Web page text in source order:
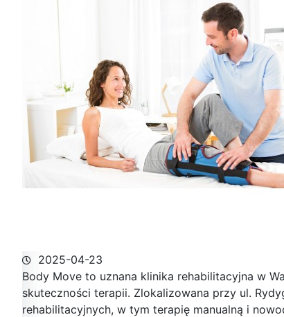
2025-04-23
Body Move to uznana klinika rehabilitacyjna w
skuteczności terapii. Zlokalizowana przy ul.
rehabilitacyjnych, w tym terapię manualną i